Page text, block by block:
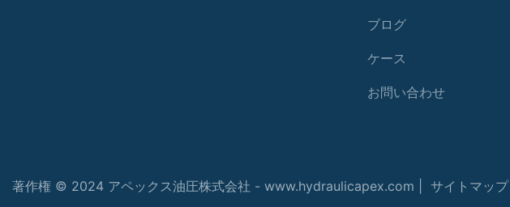
ブログ
ケース
お問い合わせ
著作権 © 2024 アペックス油圧株式会社 - www.hydraulicapex.com | サイトマップ